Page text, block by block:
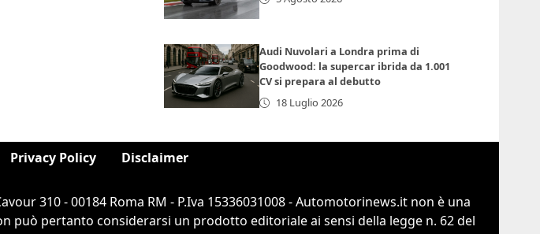
Audi Nuvolari a Londra prima di
Goodwood: la supercar ibrida da 1.001
CV si prepara al debutto
18 Luglio 2026
Privacy Policy Disclaimer
310 - 00184 Roma RM - P.Iva 15336031008 - Automotorinews.it non è una
può pertanto considerarsi un prodotto editoriale ai sensi della legge n. 62 del